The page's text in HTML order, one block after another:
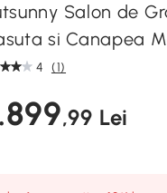
Salon de
si Canapea
4 (1)
,99 Lei